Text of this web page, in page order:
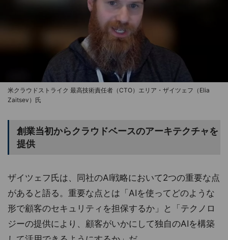
米クラウドストライク 最高技術責任者（CTO）エリア・ザイツェフ（Elia
Zaitsev）氏
創業当初からクラウドベースのアーキテクチャを
提供
ザイツェフ氏は、同社のAI戦略において2つの重要な点
があると語る。重要な点とは「AIを使ってどのような
形で顧客のセキュリティを担保するか」と「テクノロ
ジーの提供により、顧客がいかにして独自のAIを構築